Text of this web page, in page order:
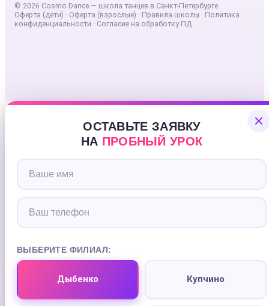
© 2026 Cosmo Dance — школа танцев в Санкт-Петербурге
Оферта (дети) · Оферта (взрослые) · Правила школы · Политика
конфиденциальности · Согласие на обработку ПД
ОСТАВЬТЕ ЗАЯВКУ
НА ПРОБНЫЙ УРОК
ВЫБЕРИТЕ ФИЛИАЛ:
Дыбенко Купчино